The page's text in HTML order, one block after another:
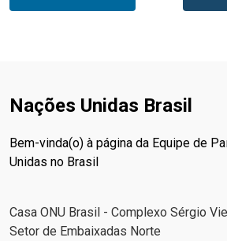
Nações Unidas Brasil
Bem-vinda(o) à página da Equipe de
Unidas no Brasil
Casa ONU Brasil - Complexo Sérgio
Setor de Embaixadas Norte